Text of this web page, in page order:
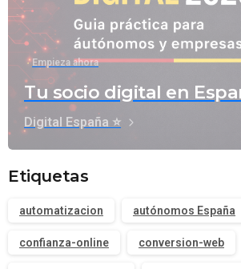
Empieza ahora
Tu socio digital en
Digital España ⭐
Etiquetas
automatizacion autónomos España
confianza-online conversion-web